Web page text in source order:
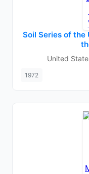
Soil Series of the
United
1972